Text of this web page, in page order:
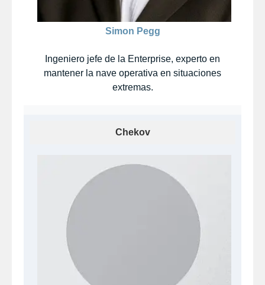
Simon Pegg
Ingeniero jefe de la Enterprise, experto en
mantener la nave operativa en situaciones
extremas.
Chekov